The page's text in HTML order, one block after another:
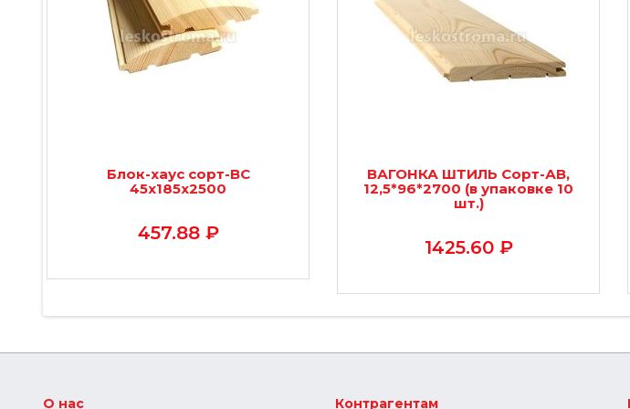
Блок-хаус сорт-ВС
45х185х2500
457.88 ₽
ВАГОНКА ШТИЛЬ Сорт-АВ,
12,5*96*2700 (в упаковке 10
шт.)
1425.60 ₽
О нас Контрагентам